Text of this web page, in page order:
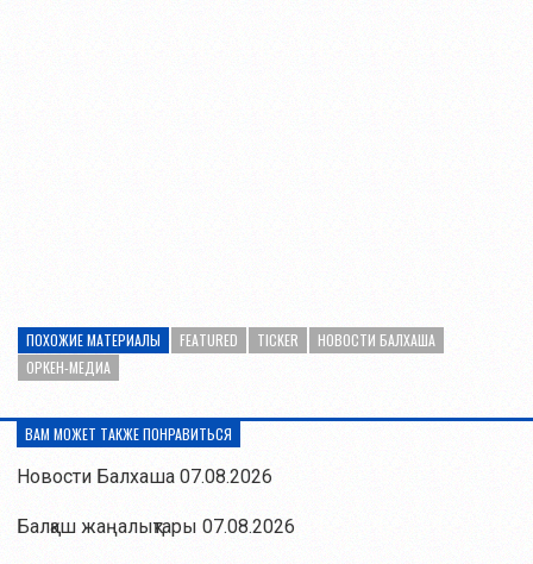
ПОХОЖИЕ МАТЕРИАЛЫ FEATURED TICKER
НОВОСТИ БАЛХАША
ОРКЕН-МЕДИА
ВАМ МОЖЕТ ТАКЖЕ ПОНРАВИТЬСЯ
Новости Балхаша 07.08.2026
Балқаш жаңалықтары 07.08.2026